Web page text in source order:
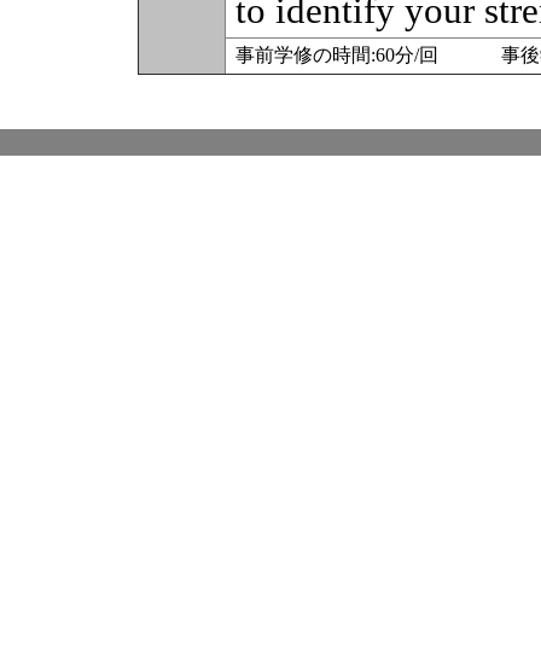
to identify your
事前学修の時間:60分/回 事後